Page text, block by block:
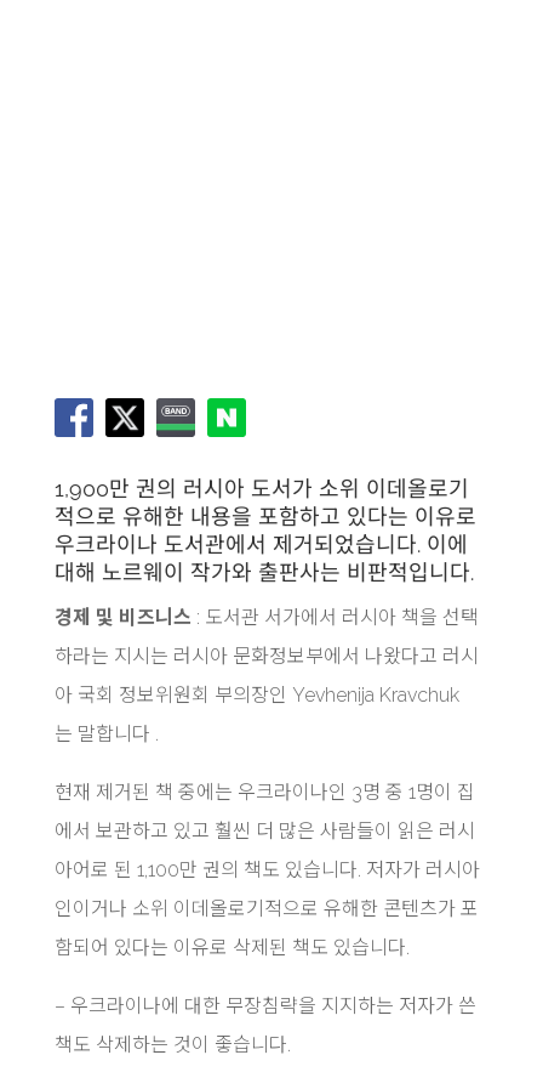
1,900만 권의 러시아 도서가 소위 이데올로기
적으로 유해한 내용을 포함하고 있다는 이유로
우크라이나 도서관에서 제거되었습니다. 이에
대해 노르웨이 작가와 출판사는 비판적입니다.
경제 및 비즈니스 : 도서관 서가에서 러시아 책을 선택
하라는 지시는 러시아 문화정보부에서 나왔다고 러시
아 국회 정보위원회 부의장인 Yevhenija Kravchuk
는 말합니다 .
현재 제거된 책 중에는 우크라이나인 3명 중 1명이 집
에서 보관하고 있고 훨씬 더 많은 사람들이 읽은 러시
아어로 된 1,100만 권의 책도 있습니다. 저자가 러시아
인이거나 소위 이데올로기적으로 유해한 콘텐츠가 포
함되어 있다는 이유로 삭제된 책도 있습니다.
– 우크라이나에 대한 무장침략을 지지하는 저자가 쓴
책도 삭제하는 것이 좋습니다.